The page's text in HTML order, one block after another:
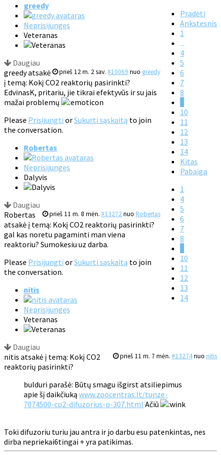
Pradėti
Ankstesnis
1
...
4
5
6
7
8
10
11
12
13
14
Kitas
Pabaiga
1
4
5
6
7
8
10
11
12
13
14
greedy
Neprisijungęs
Veteranas
Daugiau
prieš 12 m. 2 sav. #10069 nuo greedy
greedy atsakė
į temą: Kokį CO2 reaktorių pasirinkti?
EdvinasK, pritariu, jie tikrai efektyvūs ir su jais
mažai problemų
Please Prisijungti orSukurti sąskaitą to join
the conversation.
Robertas
Neprisijungęs
Dalyvis
Daugiau
prieš 11 m. 8 mėn. #13272nuo Robertas
Robertas
atsakė į temą: Kokį CO2 reaktorių pasirinkti?
gal kas noretu pagaminti man viena
reaktoriu? Sumokesiu uz darba.
Please Prisijungti orSukurti sąskaitą to join
the conversation.
nitis
Neprisijungęs
Veteranas
Daugiau
prieš 11 m. 7 mėn. #13274nuo nitis
nitis atsakė į temą: Kokį CO2
reaktorių pasirinkti?
bulduri parašė: Būtų smagu išgirst atsiliepimus
apie šį daikčiuką www.zoocentras.lt/tunze-
7074500-co2-difuzorius-p-307.html Ačiū
Toki difuzoriu turiu jau antra ir jo darbu esu patenkintas, nes
dirba nepriekai6tingai + yra patikimas.